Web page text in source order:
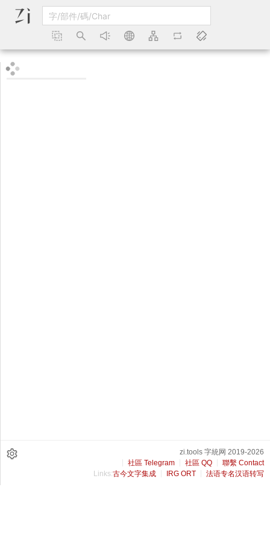
zi.tools 字統网 2019-2026
社區 Telegram
社區 QQ
聯繫 Contact
Links:古今文字集成 IRG ORT 法语专名汉语转写